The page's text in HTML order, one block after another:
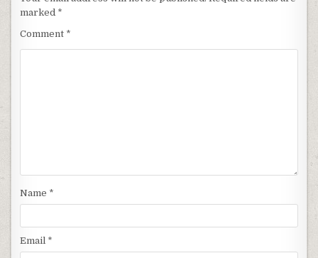
marked *
Comment *
Name *
Email *